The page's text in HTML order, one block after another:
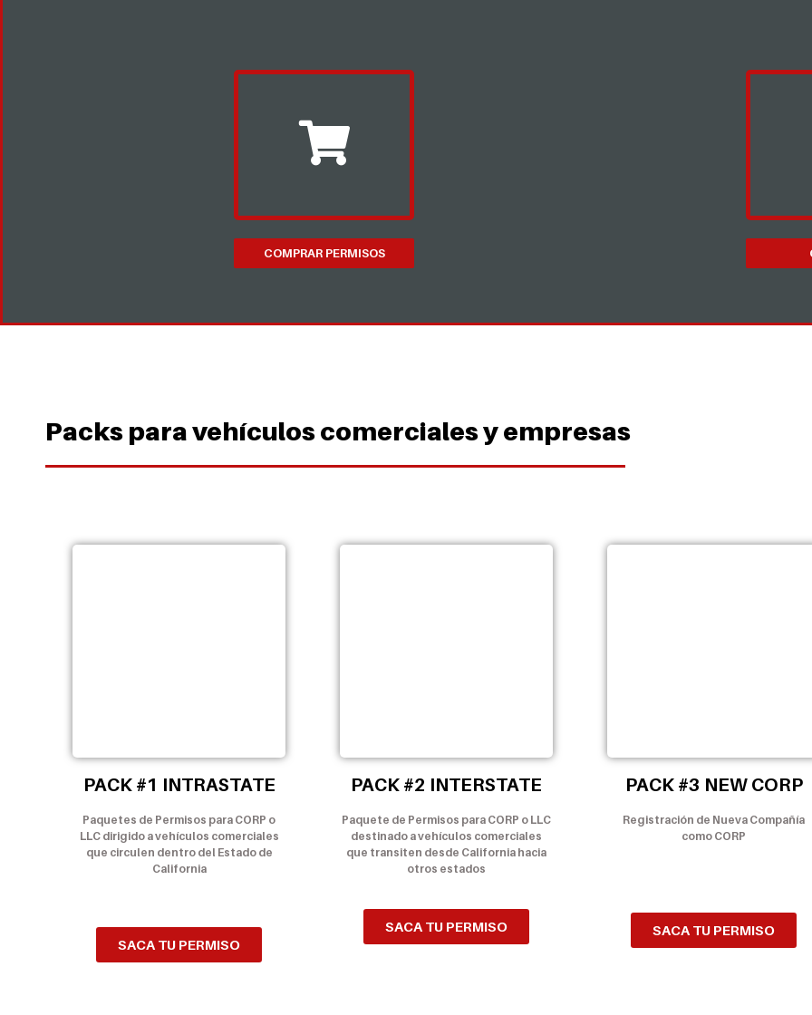
COMPRAR PERMISOS
Packs para vehículos comerciales y empresas
PACK #1 INTRASTATE
Paquetes de Permisos para CORP o
LLC dirigido a vehículos comerciales
que circulen dentro del Estado de
California
SACA TU PERMISO
PACK #2 INTERSTATE
Paquete de Permisos para CORP o LLC
destinado a vehículos comerciales
que transiten desde California hacia
otros estados
SACA TU PERMISO
PACK #3 NEW CORP
Registración de Nueva Compañía
como CORP
SACA TU PERMISO